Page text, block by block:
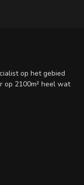
op het gebied
op 2100m² heel wat